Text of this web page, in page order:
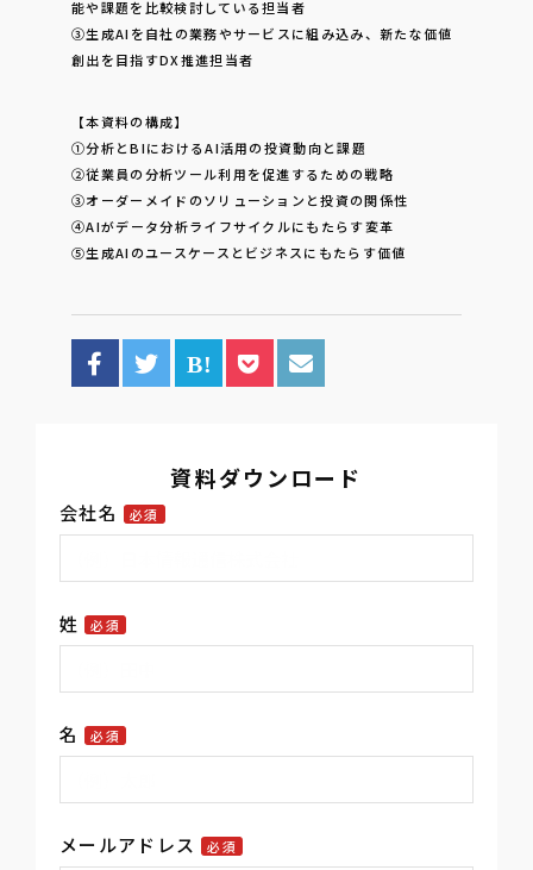
能や課題を比較検討している担当者
③生成AIを自社の業務やサービスに組み込み、新たな価値
創出を目指すDX推進担当者
【本資料の構成】
①分析とBIにおけるAI活用の投資動向と課題
②従業員の分析ツール利用を促進するための戦略
③オーダーメイドのソリューションと投資の関係性
④AIがデータ分析ライフサイクルにもたらす変革
⑤生成AIのユースケースとビジネスにもたらす価値
資料ダウンロード
会社名 必須
姓 必須
名 必須
メールアドレス 必須